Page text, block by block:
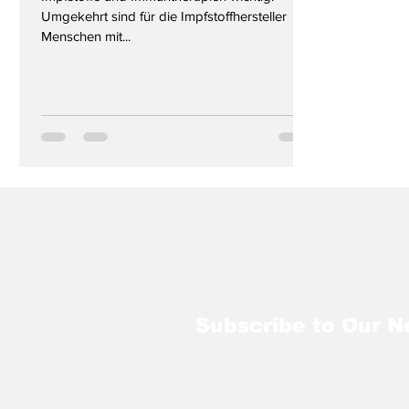
Umgekehrt sind für die Impfstoffhersteller
Menschen mit...